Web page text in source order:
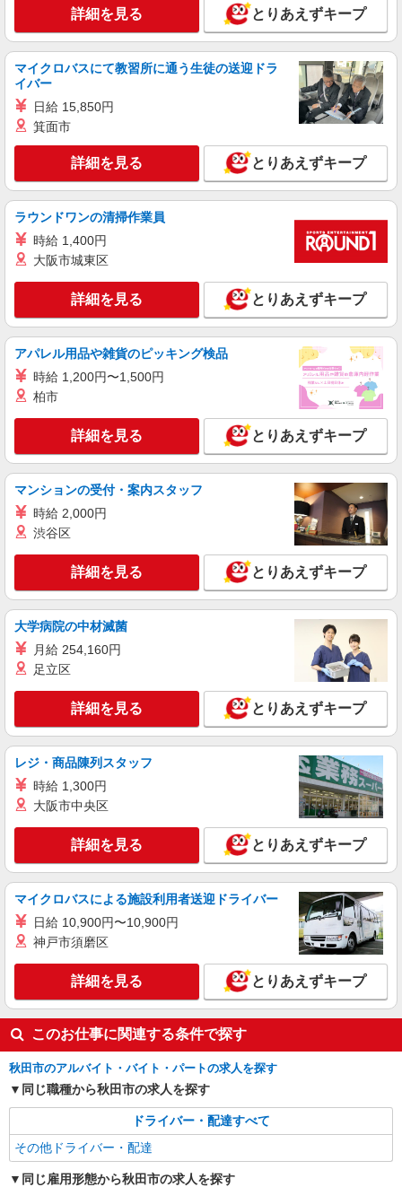
詳細を見る とりあえずキープ
マイクロバスにて教習所に通う生徒の送迎ドラ
イバー
日給 15,850円
箕面市
詳細を見る とりあえずキープ
ラウンドワンの清掃作業員
時給 1,400円
大阪市城東区
詳細を見る とりあえずキープ
アパレル用品や雑貨のピッキング検品
時給 1,200円〜1,500円
柏市
詳細を見る とりあえずキープ
マンションの受付・案内スタッフ
時給 2,000円
渋谷区
詳細を見る とりあえずキープ
大学病院の中材滅菌
月給 254,160円
足立区
詳細を見る とりあえずキープ
レジ・商品陳列スタッフ
時給 1,300円
大阪市中央区
詳細を見る とりあえずキープ
マイクロバスによる施設利用者送迎ドライバー
日給 10,900円〜10,900円
神戸市須磨区
詳細を見る とりあえずキープ
このお仕事に関連する条件で探す
秋田市のアルバイト・バイト・パートの求人を探す
同じ職種から秋田市の求人を探す
ドライバー・配達すべて
その他ドライバー・配達
同じ雇用形態から秋田市の求人を探す